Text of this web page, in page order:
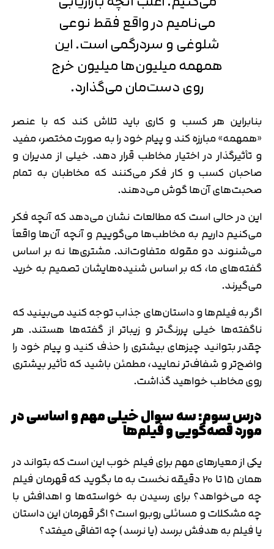
می‌نامیم در واقع فقط نوعی
شلوغی و سردرگمی است. این
همهمه میلیون‌ها میلیون خرج
روی دست‌مان می‌گذارد.
بنابراین هر کسب و کاری باید تلاش کند که با عنصر
«همهمه» مبارزه کند و پیام خود را به صورت مختصر، مفید
و تأثیرگذار در اختیار مخاطب قرار دهد. خیلی از مدیران و
صاحبان کسب و کار فکر می‌کنند که مخاطبان به تمام
صحبت‌های آن‌ها گوش می‌دهند.
این در حالی است که مطالعات نشان می‌دهد که آنچه فکر
می‌کنیم داریم به مخاطب‌ها می‌گوییم و آنچه آن‌ها واقعاً
می‌شنوند دو مقوله‌ متفاوت‌اند. مشتری‌ها نه بر اساس
گفته‌های ما، که بر اساس شنیده‌هایشان تصمیم به خرید
می‌گیرند.
اگر به فیلم‌ها و داستان‌های جذاب توجه کنید می‌بینید که
ناگفته‌ها خیلی پررنگ‌تر و زیباتر از گفته‌ها هستند. هر
چقدر بتوانید چیزهای بیشتری را حذف کنید و پیام خود را
واضح‌تر و شفاف‌تر نمایید، مطمئن باشید که تأثیر بیشتری
روی مخاطب خواهید گذاشت.
درس سوم: سه سوال خیلی مهم و اساسی در
مورد قصه‌گویی و فیلم‌ها
یکی از معیارهای مهم برای فیلم خوب این است که بتواند در
همان 15 تا 20 دقیقه نخست به ما بگوید که قهرمان فیلم
چه می‌خواهد؟ برای رسیدن به خواسته‌ها و اهدافش با
چه مشکلات و مسائلی روبرو است؟ اگر قهرمان این داستان
یا فیلم به هدفش برسد (یا نرسد) چه اتفاقی میفتد؟